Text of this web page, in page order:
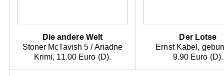
Die andere Welt
Stoner McTavish 5 / Ariadne
Krimi, 11.00 Euro (D).
Der Lotse
Ernst Kabel,
9.90 Euro (D).